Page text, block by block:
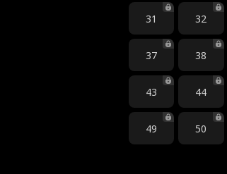
31 32
37 38
43 44
49 50